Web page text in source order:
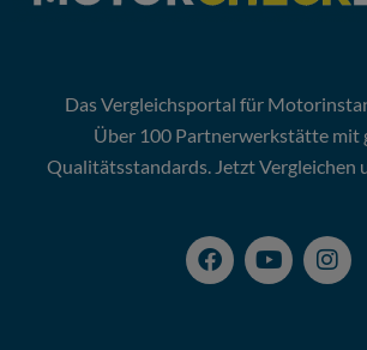
Das Vergleichsportal für
Über 100 Partnerwerkstätte mit
Qualitätsstandards. Jetzt Vergleichen